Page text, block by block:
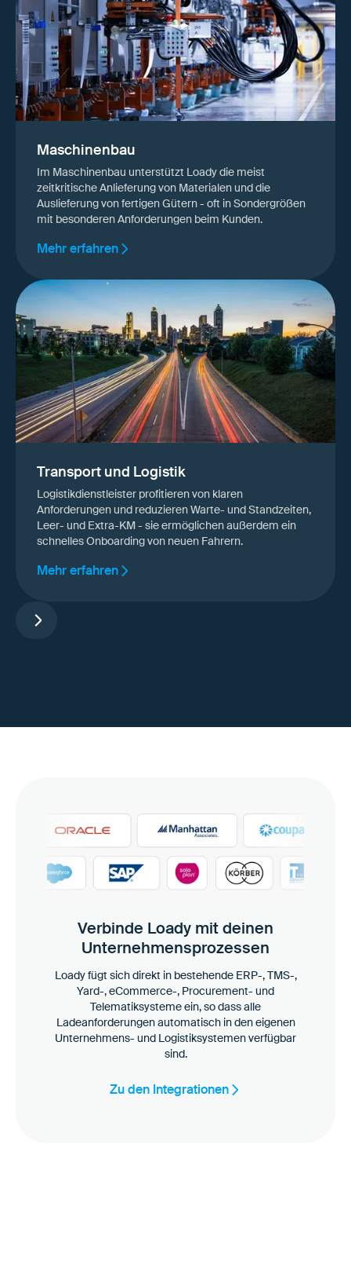
Maschinenbau
Im Maschinenbau unterstützt Loady die meist
zeitkritische Anlieferung von Materialen und die
Auslieferung von fertigen Gütern - oft in Sondergrößen
mit besonderen Anforderungen beim Kunden.
Mehr erfahren
Transport und Logistik
Logistikdienstleister profitieren von klaren
Anforderungen und reduzieren Warte- und Standzeiten,
Leer- und Extra-KM - sie ermöglichen außerdem ein
schnelles Onboarding von neuen Fahrern.
Mehr erfahren
Verbinde Loady mit deinen
Unternehmensprozessen
Loady fügt sich direkt in bestehende ERP-, TMS-,
Yard-, eCommerce-, Procurement- und
Telematiksysteme ein, so dass alle
Ladeanforderungen automatisch in den eigenen
Unternehmens- und Logistiksystemen verfügbar
sind.
Zu den Integrationen